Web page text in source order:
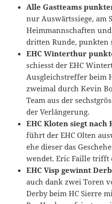
Alle Gastteams
nur Auswärtssiege, am
Heimmannschaften
dritten Runde, punkten
EHC Winterthur
schiesst der EHC
Ausgleichstreffer beim
zweimal durch Kevin
Team aus der
der Verlängerung.
EHC Kloten siegt nach
führt der EHC Olten
ehe dieser das
wendet. Eric Faille trifft
EHC Visp gewinnt
auch dank zwei Toren
Derby beim HC Sierre